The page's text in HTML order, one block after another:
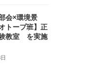
会×環境景
トープ班】正
教室 を実施